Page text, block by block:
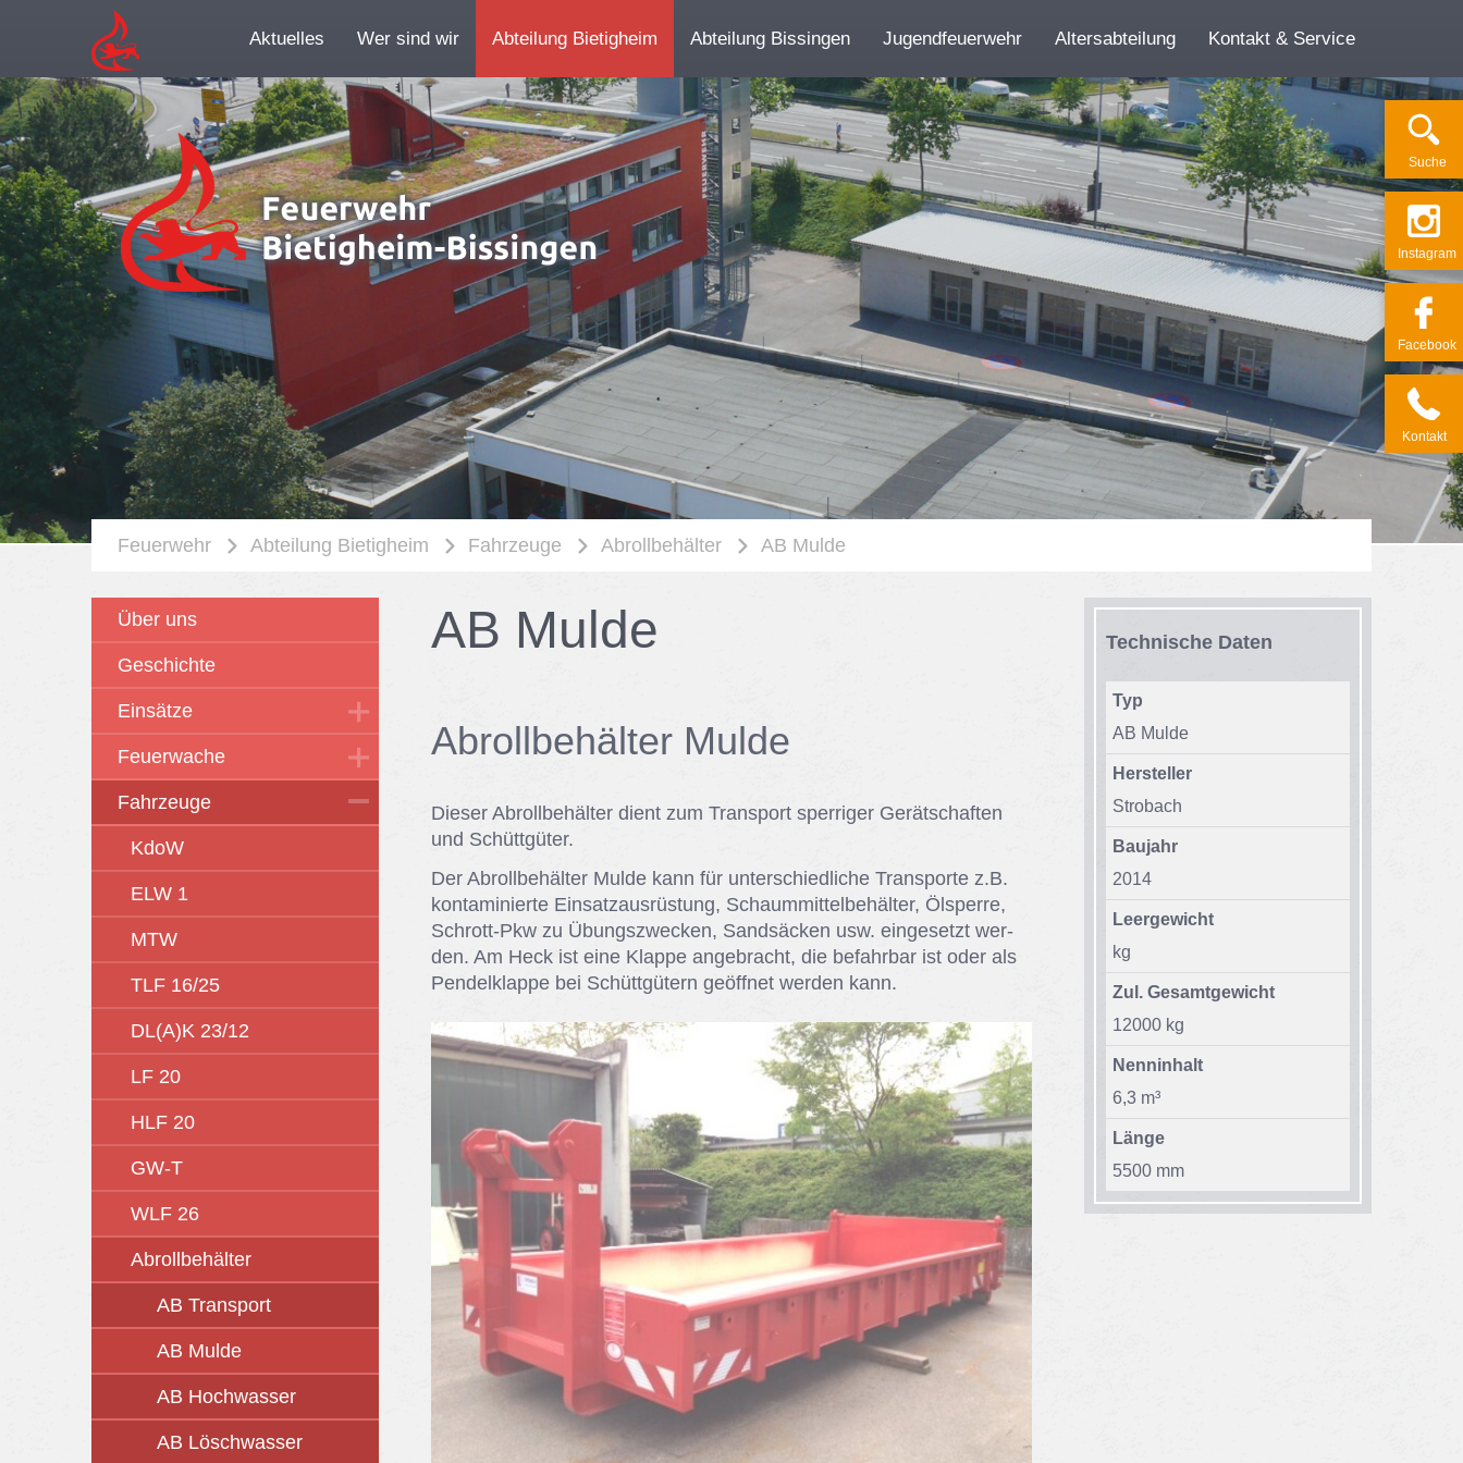
Aktuelles Wer sind wir Abteilung Bietigheim Abteilung Bissingen Jugendfeuerwehr Altersabteilung Kontakt & Service
Su­che
Ins­ta­gram
Face­book
Kon­takt
Feuerwehr Abteilung Bietigheim Fahrzeuge Abrollbehälter AB Mulde
Über uns
Geschichte
Einsätze
Feuerwache
Fahrzeuge
KdoW
ELW 1
MTW
TLF 16/25
DL(A)K 23/12
LF 20
HLF 20
GW-T
WLF 26
Abrollbehälter
AB Transport
AB Mulde
AB Hochwasser
AB Löschwasser
AB Mul­de
Ab­roll­be­häl­ter Mul­de
Die­ser Ab­roll­be­häl­ter dient zum Trans­port sper­ri­ger Ge­rät­schaf­ten
und Schütt­gü­ter.
Der Ab­roll­be­häl­ter Mul­de kann für un­ter­schied­li­che Trans­por­te z.B.
kon­ta­mi­nier­te Ein­satz­aus­rüs­tung, Schaum­mit­tel­be­häl­ter, Ölsper­re,
Schrott-Pkw zu Übungs­zwe­cken, Sand­sä­cken usw. ein­ge­setzt wer­
den. Am Heck ist eine Klap­pe an­ge­bracht, die be­fahr­bar ist oder als
Pen­del­klap­pe bei Schütt­gü­tern ge­öff­net wer­den kann.
Tech­ni­sche Da­ten
Typ
AB Mul­de
Hersteller
Stro­bach
Baujahr
2014
Leergewicht
kg
Zul. Gesamtgewicht
12000 kg
Nenninhalt
6,3 m³
Länge
5500 mm